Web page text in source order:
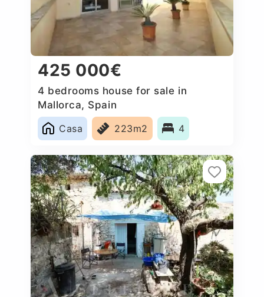
425 000€
4 bedrooms house for sale in
Mallorca, Spain
Casa
223m2 4